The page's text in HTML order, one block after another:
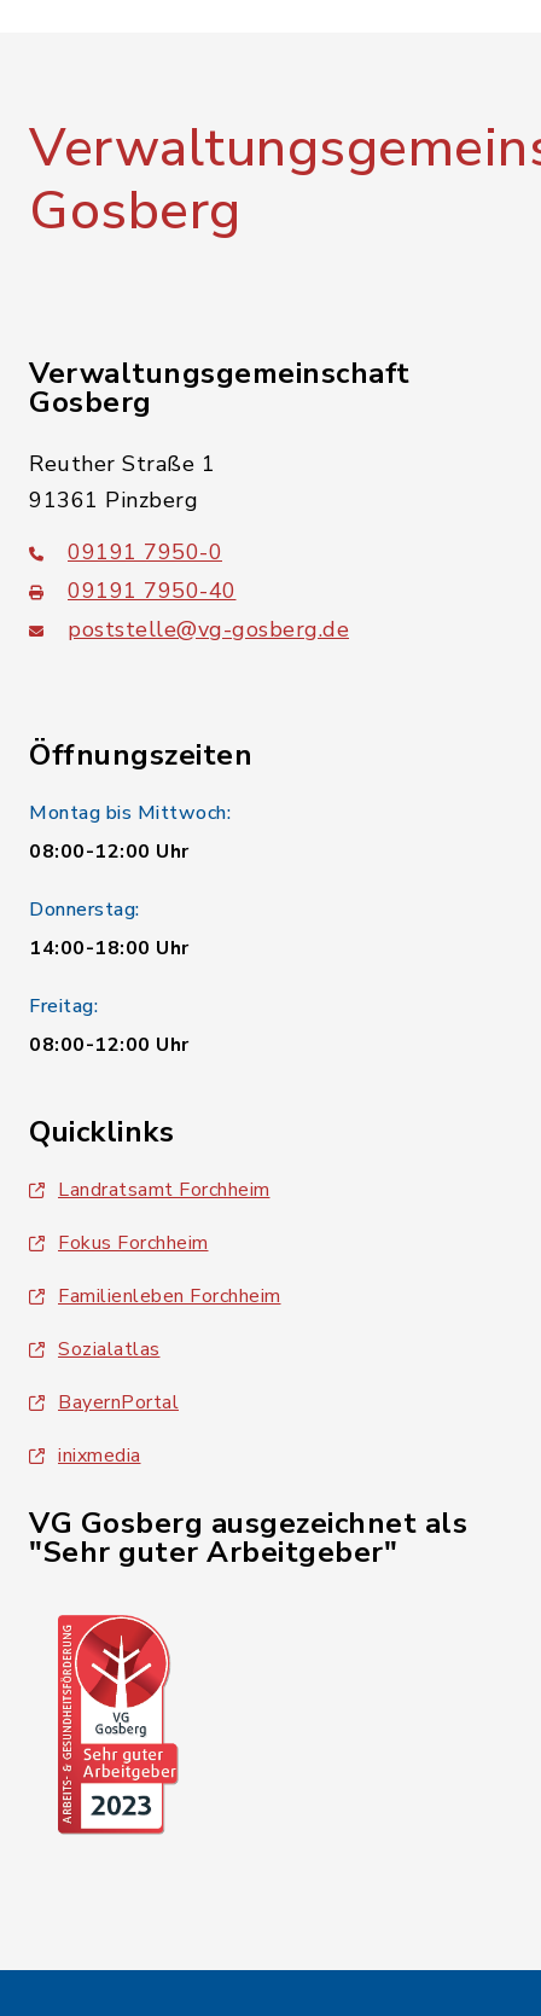
Gosberg
Verwaltungsgemeinschaft
Gosberg
Reuther Straße 1
91361 Pinzberg
09191 7950-0
09191 7950-40
poststelle@vg-gosberg.de
Öffnungszeiten
Montag bis Mittwoch:
08:00-12:00 Uhr
Donnerstag:
14:00-18:00 Uhr
Freitag:
08:00-12:00 Uhr
Quicklinks
Landratsamt Forchheim
Fokus Forchheim
Familienleben Forchheim
Sozialatlas
BayernPortal
inixmedia
VG Gosberg ausgezeichnet als
"Sehr guter Arbeitgeber"